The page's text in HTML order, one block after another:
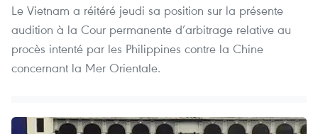
Le Vietnam a réitéré jeudi sa position sur la présente
audition à la Cour permanente d’arbitrage relative au
procès intenté par les Philippines contre la Chine
concernant la Mer Orientale.